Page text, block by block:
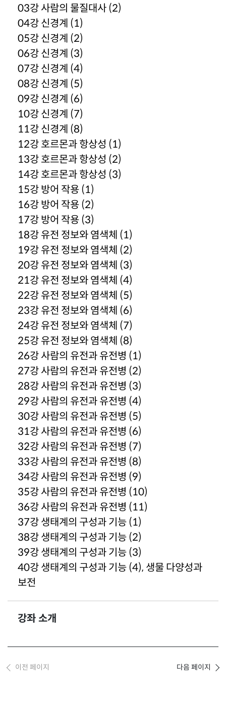
03강 사람의 물질대사 (2)
04강 신경계 (1)
05강 신경계 (2)
06강 신경계 (3)
07강 신경계 (4)
08강 신경계 (5)
09강 신경계 (6)
10강 신경계 (7)
11강 신경계 (8)
12강 호르몬과 항상성 (1)
13강 호르몬과 항상성 (2)
14강 호르몬과 항상성 (3)
15강 방어 작용 (1)
16강 방어 작용 (2)
17강 방어 작용 (3)
18강 유전 정보와 염색체 (1)
19강 유전 정보와 염색체 (2)
20강 유전 정보와 염색체 (3)
21강 유전 정보와 염색체 (4)
22강 유전 정보와 염색체 (5)
23강 유전 정보와 염색체 (6)
24강 유전 정보와 염색체 (7)
25강 유전 정보와 염색체 (8)
26강 사람의 유전과 유전병 (1)
27강 사람의 유전과 유전병 (2)
28강 사람의 유전과 유전병 (3)
29강 사람의 유전과 유전병 (4)
30강 사람의 유전과 유전병 (5)
31강 사람의 유전과 유전병 (6)
32강 사람의 유전과 유전병 (7)
33강 사람의 유전과 유전병 (8)
34강 사람의 유전과 유전병 (9)
35강 사람의 유전과 유전병 (10)
36강 사람의 유전과 유전병 (11)
37강 생태계의 구성과 기능 (1)
38강 생태계의 구성과 기능 (2)
39강 생태계의 구성과 기능 (3)
40강 생태계의 구성과 기능 (4), 생물 다양성과
보전
강좌 소개
정
없
이전 페이지 다음 페이지